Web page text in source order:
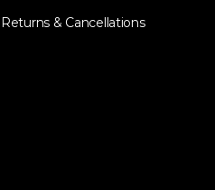
Returns & Cancellations